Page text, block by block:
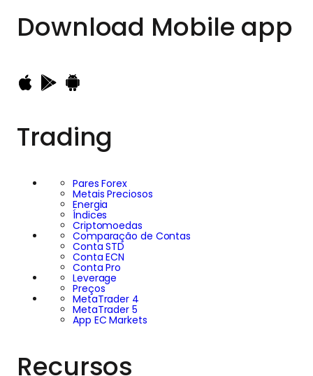
Download Mobile app
Trading
Pares Forex
Metais Preciosos
Energia
Índices
Criptomoedas
Comparação de Contas
Conta STD
Conta ECN
Conta Pro
Leverage
Preços
MetaTrader 4
MetaTrader 5
App EC Markets
Recursos